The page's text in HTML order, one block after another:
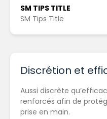
SM TIPS TITLE
SM Tips Title
Discrétion et
Aussi discrète
renforcés afin de
prise en main.